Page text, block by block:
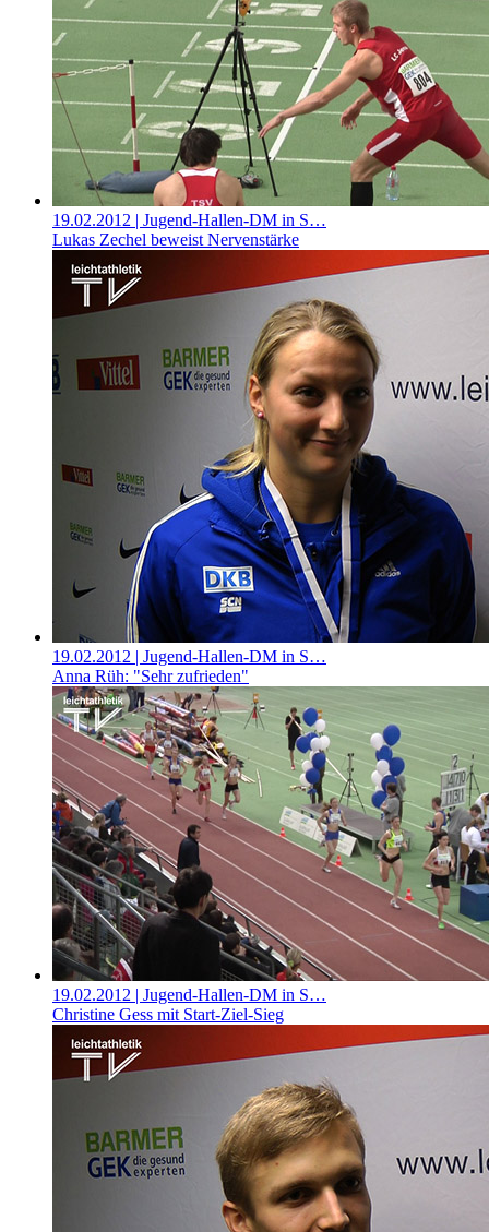
19.02.2012 | Jugend-Hallen-DM in S…
Lukas Zechel beweist Nervenstärke
19.02.2012 | Jugend-Hallen-DM in S…
Anna Rüh: "Sehr zufrieden"
19.02.2012 | Jugend-Hallen-DM in S…
Christine Gess mit Start-Ziel-Sieg